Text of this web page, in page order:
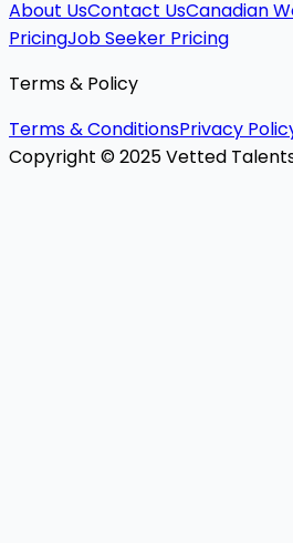
About UsContact UsCanadian
PricingJob Seeker Pricing
Terms & Policy
Terms & ConditionsPrivacy
Copyright © 2025 Vetted